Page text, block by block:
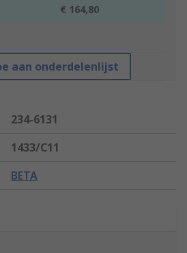
€ 164,80
aan onderdelenlijst
234-6131
1433/C11
BETA